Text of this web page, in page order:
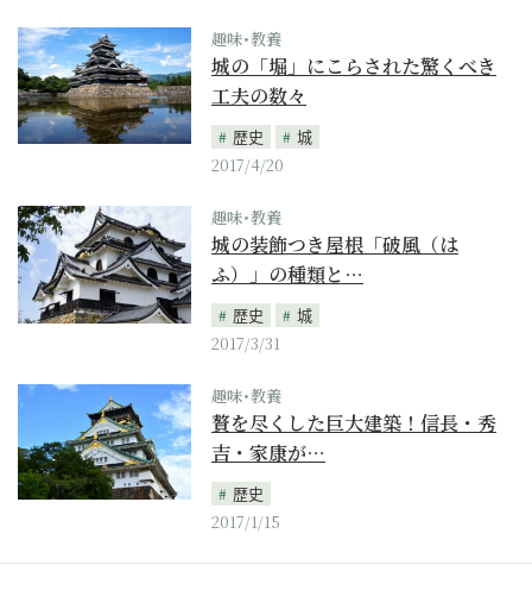
趣味･教養
城の「堀」にこらされた驚くべき
工夫の数々
歴史
城
2017/4/20
趣味･教養
城の装飾つき屋根「破風（は
ふ）」の種類と…
歴史
城
2017/3/31
趣味･教養
贅を尽くした巨大建築！信長・秀
吉・家康が…
歴史
2017/1/15